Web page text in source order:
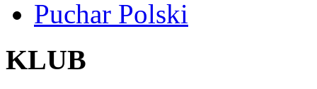
Puchar Polski
KLUB